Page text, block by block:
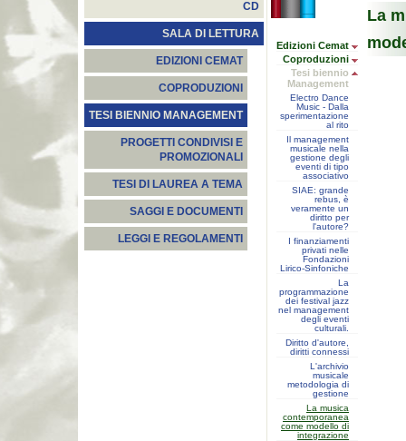
CD
SALA DI LETTURA
EDIZIONI CEMAT
COPRODUZIONI
TESI BIENNIO MANAGEMENT
PROGETTI CONDIVISI E
PROMOZIONALI
TESI DI LAUREA A TEMA
SAGGI E DOCUMENTI
LEGGI E REGOLAMENTI
Edizioni Cemat
Coproduzioni
Tesi biennio
Management
Electro Dance
Music - Dalla
sperimentazione
al rito
Il management
musicale nella
gestione degli
eventi di tipo
associativo
SIAE: grande
rebus, è
veramente un
diritto per
l'autore?
I finanziamenti
privati nelle
Fondazioni
Lirico-Sinfoniche
La
programmazione
dei festival jazz
nel management
degli eventi
culturali.
Diritto d'autore,
diritti connessi
L'archivio
musicale
metodologia di
gestione
La musica
contemporanea
come modello di
integrazione
La